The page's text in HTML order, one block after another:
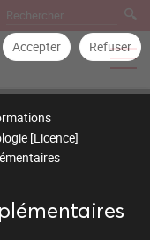
Accepter Refuser
[Licence]